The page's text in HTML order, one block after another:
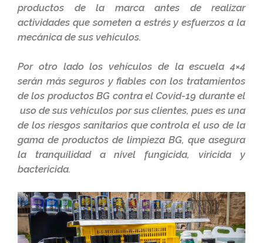
productos de la marca antes de realizar
actividades que someten a estrés y esfuerzos a la
mecánica de sus vehículos.
Por otro lado los vehículos de la escuela 4×4
serán más seguros y fiables con los tratamientos
de los productos BG contra el Covid-19 durante el
uso de sus vehículos por sus clientes, pues es una
de los riesgos sanitarios que controla el uso de la
gama de productos de limpieza BG, que asegura
la tranquilidad a nivel fungicida, viricida y
bactericida.